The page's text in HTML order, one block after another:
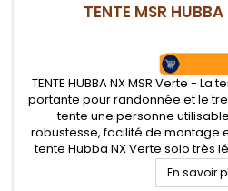
TENTE MSR
TENTE HUBBA NX MSR Verte -
portante pour randonnée et le
tente une personne
robustesse, facilité de montage
tente Hubba NX Verte solo très
avec coutures étanches et bonne
à son
En savoir